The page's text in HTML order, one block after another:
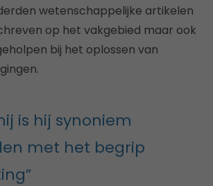
wetenschappelijke artikelen
op het vakgebied maar ook
bij het oplossen van
is hij synoniem
met het begrip